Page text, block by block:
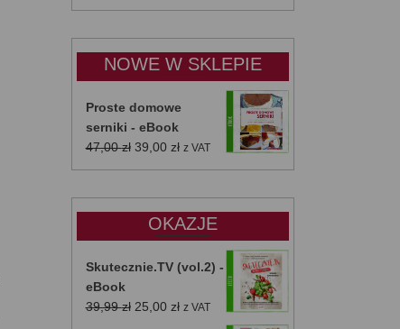
od
do
50,00 zł
NOWE W SKLEPIE
Proste domowe
serniki - eBook
47,00zł Pierwotna
cena
39,00 złAktualna
cena
z VAT
OKAZJE
Skutecznie.TV (vol.2) -
eBook
39,99zł Pierwotna
25,00 złAktualna
z VAT